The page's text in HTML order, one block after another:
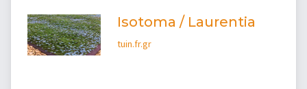
Isotoma / Laurentia
tuin.fr.gr